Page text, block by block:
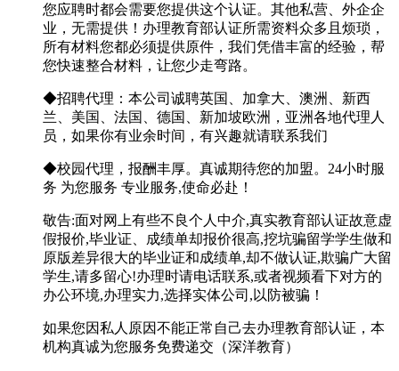
您应聘时都会需要您提供这个认证。其他私营、外企企
业，无需提供！办理教育部认证所需资料众多且烦琐，
所有材料您都必须提供原件，我们凭借丰富的经验，帮
您快速整合材料，让您少走弯路。
◆招聘代理：本公司诚聘英国、加拿大、澳洲、新西
兰、美国、法国、德国、新加坡欧洲，亚洲各地代理人
员，如果你有业余时间，有兴趣就请联系我们
◆校园代理，报酬丰厚。真诚期待您的加盟。24小时服
务 为您服务 专业服务,使命必赴！
敬告:面对网上有些不良个人中介,真实教育部认证故意虚
假报价,毕业证、成绩单却报价很高,挖坑骗留学学生做和
原版差异很大的毕业证和成绩单,却不做认证,欺骗广大留
学生,请多留心!办理时请电话联系,或者视频看下对方的
办公环境,办理实力,选择实体公司,以防被骗！
如果您因私人原因不能正常自己去办理教育部认证，本
机构真诚为您服务免费递交（深洋教育）